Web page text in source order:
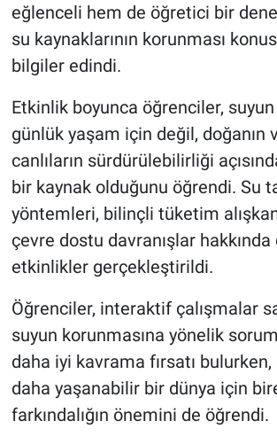
eğlenceli hem de öğretici bir
su kaynaklarının korunması
bilgiler edindi.
Etkinlik boyunca öğrenciler, suyun
günlük yaşam için değil, doğanın
canlıların sürdürülebilirliği
bir kaynak olduğunu öğrendi. Su
yöntemleri, bilinçli tüketim
çevre dostu davranışlar
etkinlikler gerçekleştirildi.
Öğrenciler, interaktif çalışmalar
suyun korunmasına yönelik
daha iyi kavrama fırsatı
daha yaşanabilir bir dünya için
farkındalığın önemini de öğrendi.